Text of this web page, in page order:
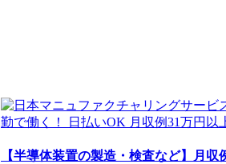
【半導体装置の製造・検査など】月